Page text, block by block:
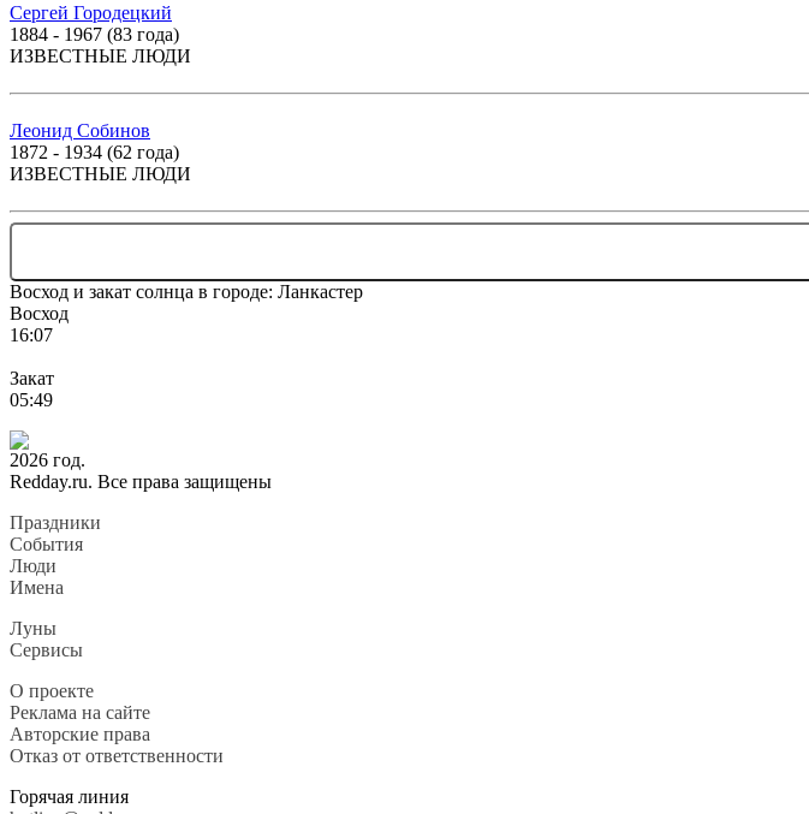
Сергей Городецкий
1884 - 1967 (83 года)
ИЗВЕСТНЫЕ ЛЮДИ
Леонид Собинов
1872 - 1934 (62 года)
ИЗВЕСТНЫЕ ЛЮДИ
Восход и закат солнца в городе: Ланкастер
Восход
16:07
Закат
05:49
2026 год.
Redday.ru. Все права защищены
Праздники
События
Люди
Имена
Луны
Сервисы
О проекте
Реклама на сайте
Авторские права
Отказ от ответственности
Горячая линия